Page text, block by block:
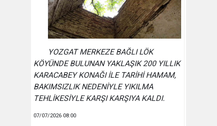
YOZGAT MERKEZE BAĞLI LÖK
KÖYÜNDE BULUNAN YAKLAŞIK 200 YILLIK
KARACABEY KONAĞI İLE TARİHİ HAMAM,
BAKIMSIZLIK NEDENİYLE YIKILMA
TEHLİKESİYLE KARŞI KARŞIYA KALDI.
07/07/2026 08:00